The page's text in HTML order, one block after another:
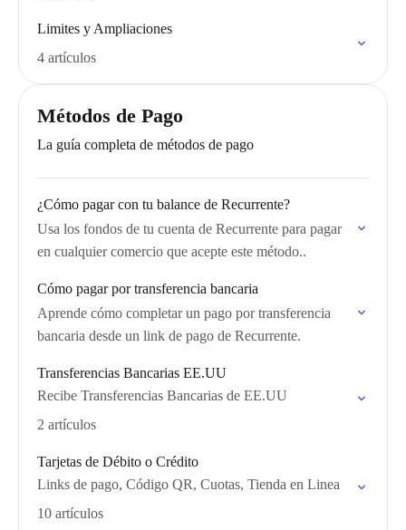
Limites y Ampliaciones
4 artículos
Métodos de Pago
La guía completa de métodos de pago
¿Cómo pagar con tu balance de Recurrente?
Usa los fondos de tu cuenta de Recurrente para pagar
en cualquier comercio que acepte este método..
Cómo pagar por transferencia bancaria
Aprende cómo completar un pago por transferencia
bancaria desde un link de pago de Recurrente.
Transferencias Bancarias EE.UU
Recibe Transferencias Bancarias de EE.UU
2 artículos
Tarjetas de Débito o Crédito
Links de pago, Código QR, Cuotas, Tienda en Linea
10 artículos